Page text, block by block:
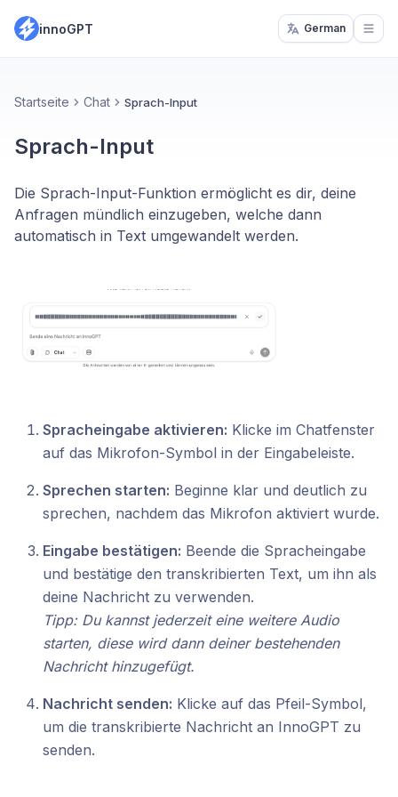
innoGPT German
Startseite Chat Sprach-Input
Sprach-Input
Die Sprach-Input-Funktion ermöglicht es dir, deine
Anfragen mündlich einzugeben, welche dann
automatisch in Text umgewandelt werden.
Spracheingabe aktivieren: Klicke im Chatfenster
auf das Mikrofon-Symbol in der Eingabeleiste.
Sprechen starten: Beginne klar und deutlich zu
sprechen, nachdem das Mikrofon aktiviert wurde.
Eingabe bestätigen: Beende die Spracheingabe
und bestätige den transkribierten Text, um ihn als
deine Nachricht zu verwenden.
Tipp: Du kannst jederzeit eine weitere Audio
starten, diese wird dann deiner bestehenden
Nachricht hinzugefügt.
Nachricht senden: Klicke auf das Pfeil-Symbol,
um die transkribierte Nachricht an InnoGPT zu
senden.